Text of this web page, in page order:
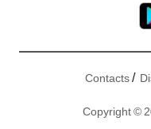
Contacts/
Copyright ©